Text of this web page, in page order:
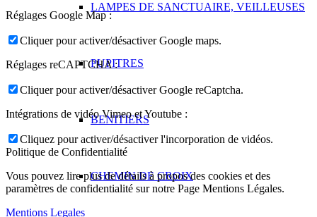
LAMPES DE SANCTUAIRE, VEILLEUSES
PUPITRES
BENITIERS
CHEMIN DE CROIX
Réglages Google Map :
Cliquer pour activer/désactiver Google maps.
Réglages reCAPTCHA :
Cliquer pour activer/désactiver Google reCaptcha.
Intégrations de vidéo Vimeo et Youtube :
Cliquez pour activer/désactiver l'incorporation de vidéos.
Politique de Confidentialité
Vous pouvez lire plus de détails à propos des cookies et des
paramètres de confidentialité sur notre Page Mentions Légales.
Mentions Legales